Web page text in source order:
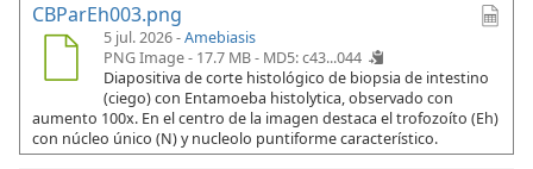
CBParEh003.png
5 jul. 2026 -Amebiasis
PNG Image - 17.7 MB - MD5: c43...044
Diapositiva de corte histológico de biopsia de intestino
(ciego) con Entamoeba histolytica, observado con
aumento 100x. En el centro de la imagen destaca el trofozoíto (Eh)
con núcleo único (N) y nucleolo puntiforme característico.